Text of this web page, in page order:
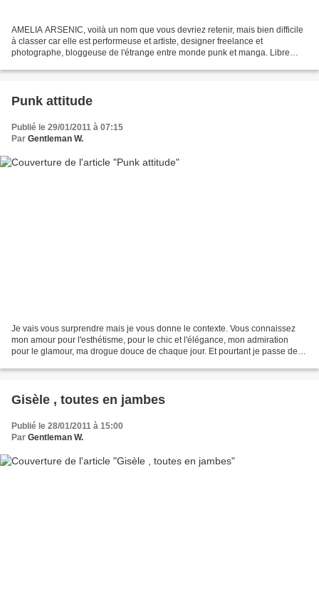
AMELIA ARSENIC, voilà un nom que vous devriez retenir, mais bien difficile
à classer car elle est performeuse et artiste, designer freelance et
photographe, bloggeuse de l'étrange entre monde punk et manga. Libre
Punk attitude
Publié le 29/01/2011 à 07:15
Par Gentleman W.
Je vais vous surprendre mais je vous donne le contexte. Vous connaissez
mon amour pour l'esthétisme, pour le chic et l'élégance, mon admiration
pour le glamour, ma drogue douce de chaque jour. Et pourtant je passe de la
Gisèle , toutes en jambes
Publié le 28/01/2011 à 15:00
Par Gentleman W.